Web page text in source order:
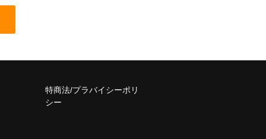
特商法/プラバイシーポリ
シー